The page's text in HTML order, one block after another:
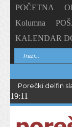
POČETNA
Kolumna
KALENDAR
Porečki delfin
19:11